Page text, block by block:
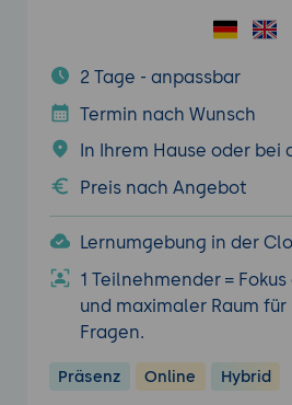
2 Tage - anpassbar
Termin nach Wunsch
In Ihrem Hause oder bei
Preis nach Angebot
Lernumgebung in der
1 Teilnehmender =
und maximaler Raum
Fragen.
Präsenz Online Hybrid